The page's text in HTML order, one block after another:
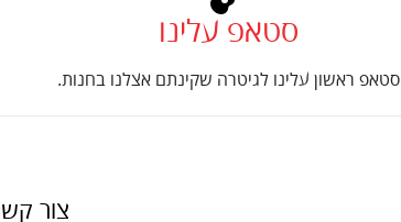
סטאפ עלינו
סטאפ ראשון עלינו לגיטרה שקינתם אצלנו בחנות.
צור